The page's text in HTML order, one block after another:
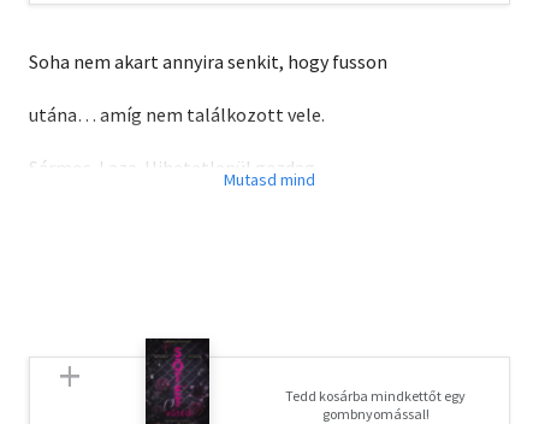
Soha nem akart annyira senkit, hogy fusson
utána… amíg nem találkozott vele.
Sármos. Laza. Hihetetlenül gazdag.
hozza őket egymáshoz. Xaviernek szembe kell néznie a
jövőjével, és azzal a felismeréssel, hogy arra a nőre vágyik
igazán, aki nem olvad el tőle.
Tedd kosárba mindkettőt egy
gombnyomással!